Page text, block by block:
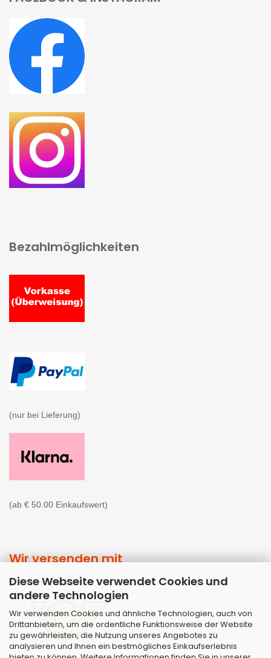
Diese Webseite verwendet Cookies und
andere Technologien
Wir verwenden Cookies und ähnliche Technologien, auch von
Drittanbietern, um die ordentliche Funktionsweise der Website
zu gewährleisten, die Nutzung unseres Angebotes zu
analysieren und Ihnen ein bestmögliches Einkaufserlebnis
Bezahlmöglichkeiten
(nur bei Lieferung)
(ab € 50.00 Einkaufswert)
Wir versenden mit